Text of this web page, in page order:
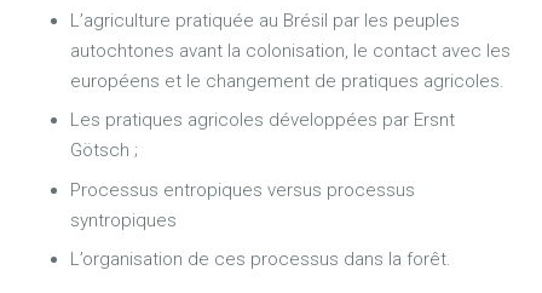
L’agriculture pratiquée au Brésil par les peuples
autochtones avant la colonisation, le contact avec les
européens et le changement de pratiques agricoles.
Les pratiques agricoles développées par Ersnt
Götsch ;
Processus entropiques versus processus
syntropiques
L’organisation de ces processus dans la forêt.